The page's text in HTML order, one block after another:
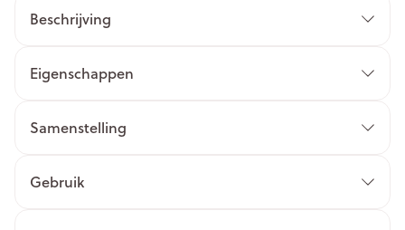
Beschrijving
Eigenschappen
Samenstelling
Gebruik